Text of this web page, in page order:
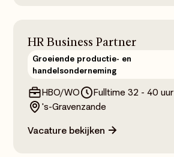
HR Business Partner
Groeiende productie- en
handelsonderneming
HBO/WO
Fulltime 32 - 40 uur
's-Gravenzande
Vacature bekijken